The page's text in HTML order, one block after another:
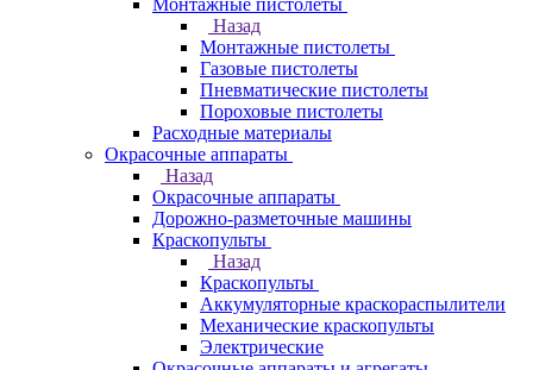
Монтажные пистолеты
Назад
Монтажные пистолеты
Газовые пистолеты
Пневматические пистолеты
Пороховые пистолеты
Расходные материалы
Окрасочные аппараты
Назад
Окрасочные аппараты
Дорожно-разметочные машины
Краскопульты
Назад
Краскопульты
Аккумуляторные краскораспылители
Механические краскопульты
Электрические